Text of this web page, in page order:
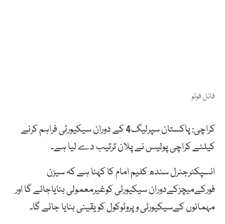
فائل فوٹو
کراچی: پاکستان سپرلیگ4 کے دوران سیکیورٹی فراہم کرنے
کیلئے کراچی پولیس نے پلان ترتیب دے لیا ہے۔
انسپکٹرجنرل سندھ کلیم امام کا کہنا ہے کہ سیزن
فورکےمیچزکےدوران سیکیورٹی کوغیرمعمولی بنایاجائے گا اور
مہمانوں کےسیکیورٹی و پروٹوکول کویقینی بنایا جائے گا۔